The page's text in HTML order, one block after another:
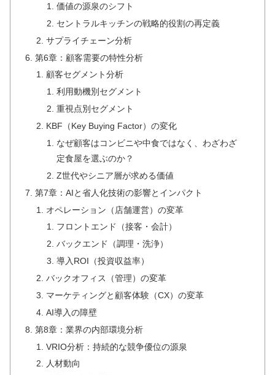
価値の源泉のシフト
セントラルキッチンの戦略的役割の再定義
サプライチェーン分析
第6章：顧客需要の特性分析
顧客セグメント分析
利用動機別セグメント
重視点別セグメント
KBF（Key Buying Factor）の変化
なぜ顧客はコンビニや中食ではなく、わざわざ
定食屋を選ぶのか？
Z世代やシニア層が求める価値
第7章：AIと省人化技術の影響とインパクト
オペレーション（店舗運営）の変革
フロントエンド（接客・会計）
バックエンド（調理・洗浄）
導入ROI（投資収益率）
バックオフィス（管理）の変革
マーケティングと顧客体験（CX）の変革
AI導入の障壁
第8章：業界の内部環境分析
VRIO分析：持続的な競争優位の源泉
人材動向